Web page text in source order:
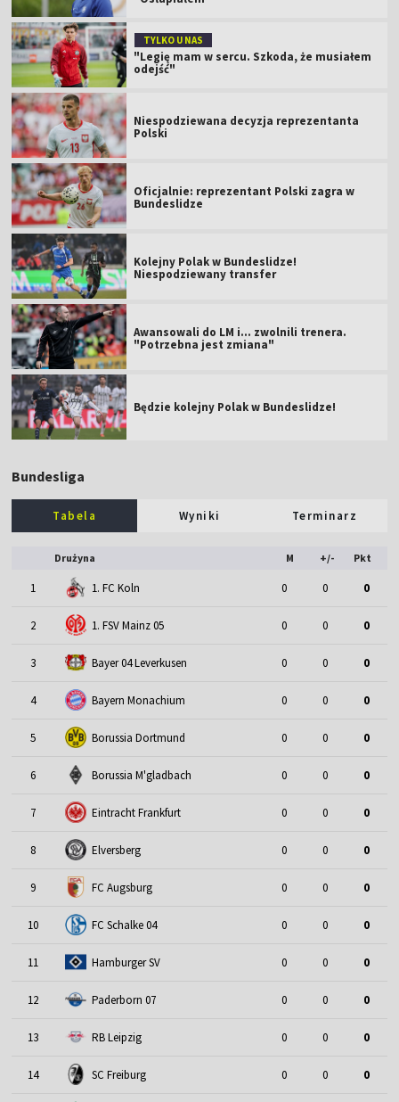
TYLKO U NAS
"Legię mam w sercu. Szkoda, że musiałem
odejść"
Niespodziewana decyzja reprezentanta
Polski
Oficjalnie: reprezentant Polski zagra w
Bundeslidze
Kolejny Polak w Bundeslidze!
Niespodziewany transfer
Awansowali do LM i... zwolnili trenera.
"Potrzebna jest zmiana"
Będzie kolejny Polak w Bundeslidze!
Bundesliga
Tabela Wyniki Terminarz
Drużyna M +/- Pkt
1 1. FC Koln 0 0 0
2 1. FSV Mainz 05 0 0 0
3 Bayer 04 Leverkusen 0 0 0
4 Bayern Monachium 0 0 0
5 Borussia Dortmund 0 0 0
6 Borussia M'gladbach 0 0 0
7 Eintracht Frankfurt 0 0 0
8 Elversberg 0 0 0
9 FC Augsburg 0 0 0
10 FC Schalke 04 0 0 0
11 Hamburger SV 0 0 0
12 Paderborn 07 0 0 0
13 RB Leipzig 0 0 0
14 SC Freiburg 0 0 0